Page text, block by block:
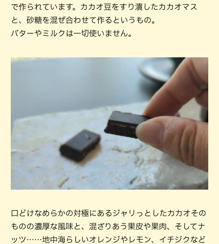
で作られています。カカオ豆をすり潰したカカオマス
と、砂糖を混ぜ合わせて作るというもの。
バターやミルクは一切使いません。
口どけなめらかの対極にあるジャリっとしたカカオその
ものの濃厚な風味と、混ざりあう果皮や果肉、そしてナ
ッツ……地中海らしいオレンジやレモン、イチジクなど